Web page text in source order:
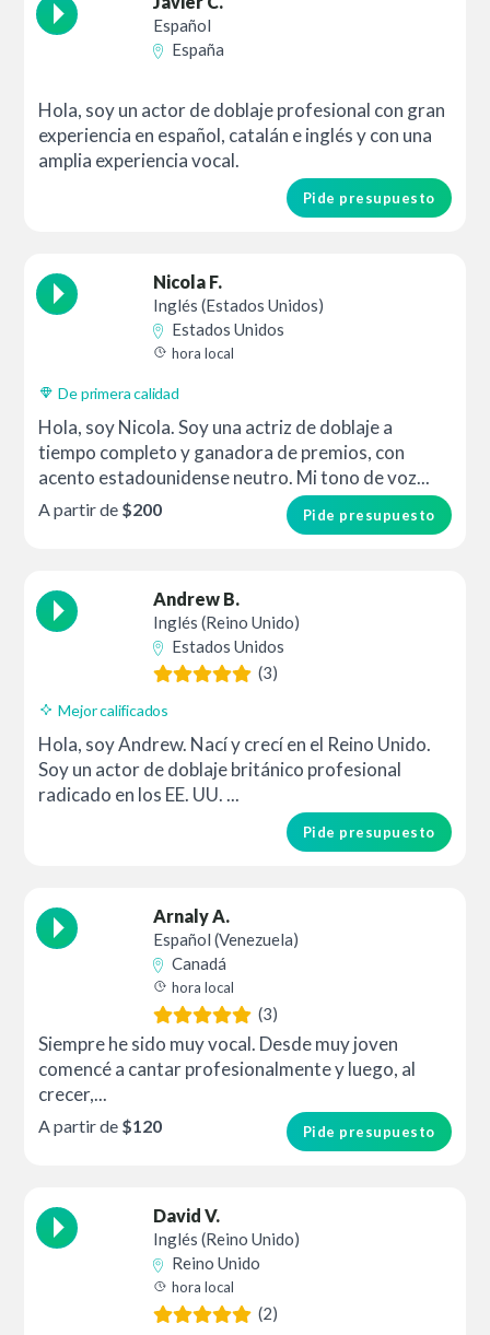
Español
España
Hola, soy un actor de doblaje profesional con gran
experiencia en español, catalán e inglés y con una
amplia experiencia vocal.
Pide presupuesto
Nicola F.
Inglés (Estados Unidos)
Estados Unidos
hora local
De primera calidad
Hola, soy Nicola. Soy una actriz de doblaje a
tiempo completo y ganadora de premios, con
acento estadounidense neutro. Mi tono de voz...
Pide presupuesto
A partir de $200
Andrew B.
Inglés (Reino Unido)
Estados Unidos
(3)
Mejor calificados
Hola, soy Andrew. Nací y crecí en el Reino Unido.
Soy un actor de doblaje británico profesional
radicado en los EE. UU. ...
Pide presupuesto
Arnaly A.
Español (Venezuela)
Canadá
hora local
(3)
Siempre he sido muy vocal. Desde muy joven
comencé a cantar profesionalmente y luego, al
crecer,...
Pide presupuesto
A partir de $120
David V.
Inglés (Reino Unido)
Reino Unido
hora local
(2)